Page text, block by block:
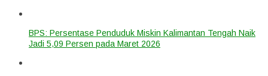
BPS: Persentase Penduduk Miskin Kalimantan Tengah Naik
Jadi 5,09 Persen pada Maret 2026